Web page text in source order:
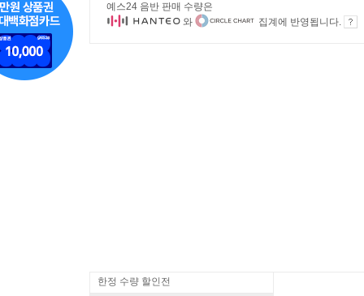
예스24 음반 판매 수량은
와
집계에 반영됩니다.
한정 수량 할인전